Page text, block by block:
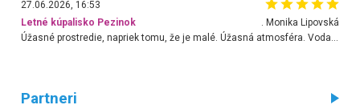
27.06.2026, 16:53
Letné kúpalisko Pezinok
. Monika Lipovská
Partneri